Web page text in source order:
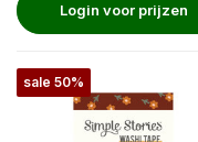
Login voor prijzen
sale 50%